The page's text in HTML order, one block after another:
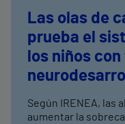
Las olas de
prueba el
los niños
expertos en
Según IRENEA, las
aumentar la